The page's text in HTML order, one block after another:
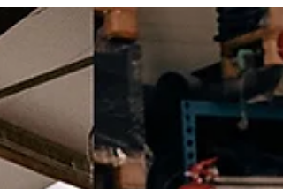
центре натуропатии и йоги Prakriti
На смену диете, богатой белком, пришел
новый тренд «fibermaxxing». Это практика
ежедневного потребления клетчатки с
постепенным увеличением дозы с 5 до 35
граммов в день для улучшения здоровья
кишечника, чувства сытости и правильного
обмена веществ. В соцсетях вирусятся